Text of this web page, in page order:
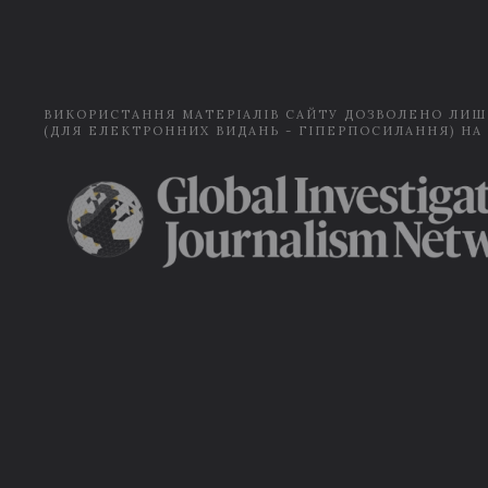
ВИКОРИСТАННЯ МАТЕРІАЛІВ САЙТУ ДОЗВОЛЕНО
(ДЛЯ ЕЛЕКТРОННИХ ВИДАНЬ - ГІПЕРПОСИЛАННЯ) НА